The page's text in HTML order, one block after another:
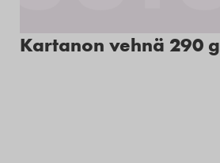
Kartanon vehnä 290 g